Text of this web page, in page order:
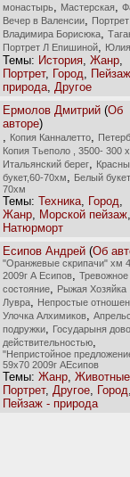
монастырь
Мастерская
Вечер в Валенсии
Портрет
Владимира Борисюка
Портрет Л Епишиной
Юлия
Темы: История Жанр
Портрет, Город
природа Другое
Ермолов Дмитрий (Об
авторе)
Копия Канналетто
Копия Тьеполо , 3500- 300
Итальянский берег
букет,60-70хм
Белый
70хм
Темы: Техника Город
Жанр
Морской пейзаж
Натюрморт
Есипов Андрей (Об
"Оранжевые скрипачи" хм
2009г А Есипов
Тревожное
состояние
Рыжая Хозяйка
Лувра
Непростые
Улочка Алхимиков
подружки
Государыня
действительностью
"Непристойное
59х70 2009г АЕсипов
Темы: Жанр Животные
Портрет, Другое Город
Пейзаж - природа